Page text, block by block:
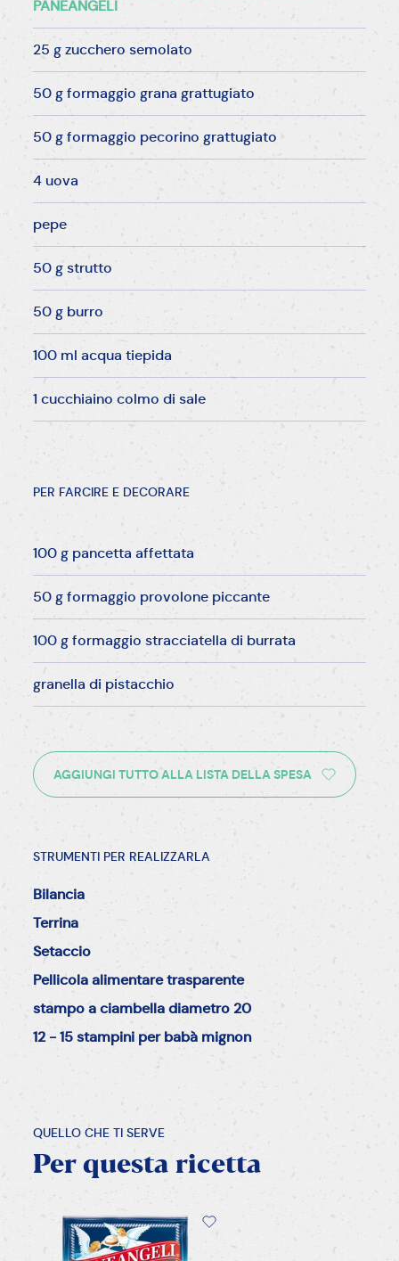
PANEANGELI
25 g zucchero semolato
50 g formaggio grana grattugiato
50 g formaggio pecorino grattugiato
4 uova
pepe
50 g strutto
50 g burro
100 ml acqua tiepida
1 cucchiaino colmo di sale
PER FARCIRE E DECORARE
100 g pancetta affettata
50 g formaggio provolone piccante
100 g formaggio stracciatella di burrata
granella di pistacchio
AGGIUNGI TUTTO ALLA LISTA DELLA SPESA
STRUMENTI PER REALIZZARLA
Bilancia
Terrina
Setaccio
Pellicola alimentare trasparente
stampo a ciambella diametro 20
12 - 15 stampini per babà mignon
QUELLO CHE TI SERVE
Per questa ricetta